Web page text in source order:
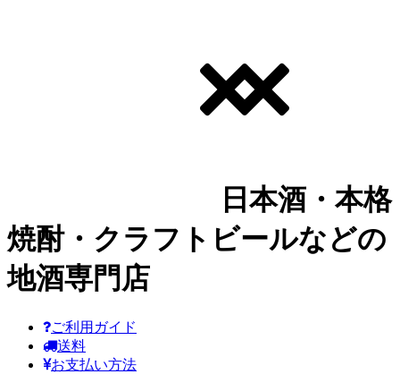
日本酒・本格
焼酎・クラフトビールなどの
地酒専門店
ご利用ガイド
送料
お支払い方法